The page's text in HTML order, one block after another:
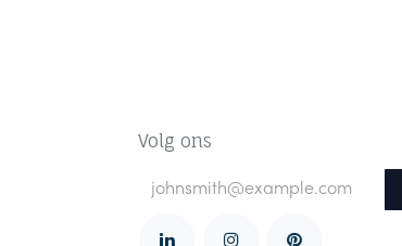
Volg ons